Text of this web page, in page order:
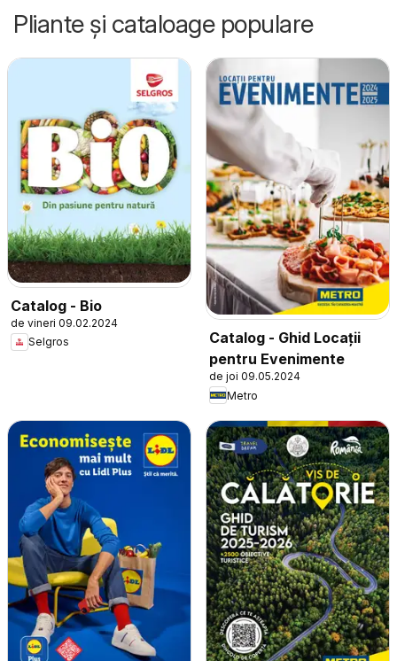
Pliante și cataloage populare
Catalog - Bio
de vineri 09.02.2024
Selgros
Catalog - Ghid Locații
pentru Evenimente
de joi 09.05.2024
Metro